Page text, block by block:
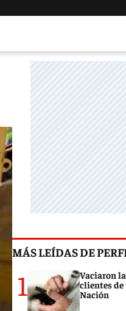
MÁS LEÍDAS DE
1
Vaciaron
clientes
Nación